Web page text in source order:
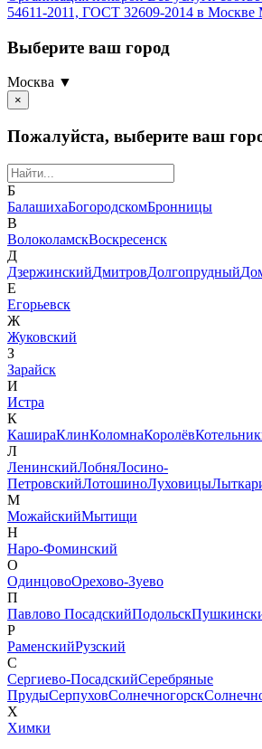
54611-2011, ГОСТ 32609-2014 в Москве
Выберите ваш город
Москва ▼
×
Пожалуйста, выберите ваш
Б
БалашихаБогородскомБронницы
В
ВолоколамскВоскресенск
Д
ДзержинскийДмитровДолгопрудный
Е
Егорьевск
Ж
Жуковский
З
Зарайск
И
Истра
К
КашираКлинКоломнаКоролёв
Л
ЛенинскийЛобняЛосино-
ПетровскийЛотошиноЛуховицы
М
МожайскийМытищи
Н
Наро-Фоминский
О
ОдинцовоОрехово-Зуево
П
Павлово ПосадскийПодольск
Р
РаменскийРузский
С
Сергиево-ПосадскийСеребряные
ПрудыСерпуховСолнечногорск
Х
Химки